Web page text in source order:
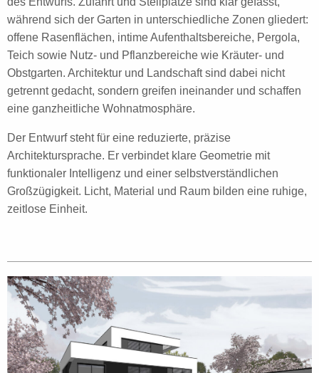
während sich der Garten in unterschiedliche Zonen gliedert:
offene Rasenflächen, intime Aufenthaltsbereiche, Pergola,
Teich sowie Nutz- und Pflanzbereiche wie Kräuter- und
Obstgarten. Architektur und Landschaft sind dabei nicht
getrennt gedacht, sondern greifen ineinander und schaffen
eine ganzheitliche Wohnatmosphäre.
Der Entwurf steht für eine reduzierte, präzise
Architektursprache. Er verbindet klare Geometrie mit
funktionaler Intelligenz und einer selbstverständlichen
Großzügigkeit. Licht, Material und Raum bilden eine ruhige,
zeitlose Einheit.